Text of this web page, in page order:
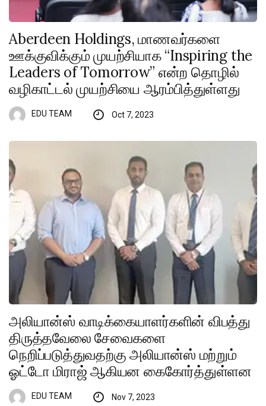
Aberdeen Holdings, மாணவர்களை
ஊக்குவிக்கும் முயற்சியாக “Inspiring the
Leaders of Tomorrow” என்ற தொழில்
வழிகாட்டல் முயற்சியை ஆரம்பித்துள்ளது
EDU TEAM Oct 7, 2023
அலியான்ஸ் வாடிக்கையாளர்களின் விபத்து
திருத்தவேலை சேவைகளை
நெறிப்படுத்துவதற்கு அலியான்ஸ் மற்றும்
ஓட்டோ மிராஜ் ஆகியன கைகோர்த்துள்ளன
EDU TEAM Nov 7, 2023